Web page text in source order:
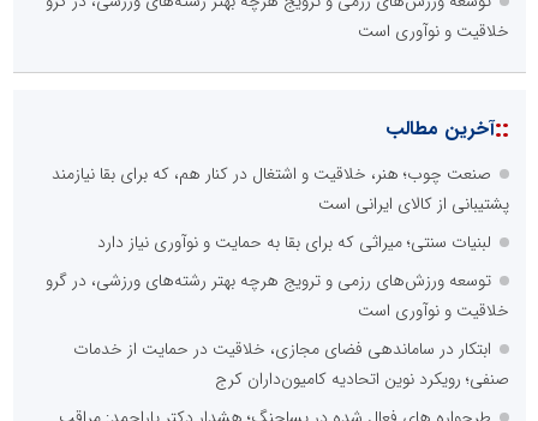
خلاقیت و نوآوری است
::آخرین مطالب
صنعت چوب؛ هنر، خلاقیت و اشتغال در کنار هم، که برای بقا نیازمند
پشتیبانی از کالای ایرانی است
لبنیات سنتی؛ میراثی که برای بقا به حمایت و نوآوری نیاز دارد
توسعه ورزش‌های رزمی و ترویج هرچه بهتر رشته‌های ورزشی، در گرو
خلاقیت و نوآوری است
ابتکار در ساماندهی فضای مجازی، خلاقیت در حمایت از خدمات
صنفی؛ رویکرد نوین اتحادیه کامیون‌داران کرج